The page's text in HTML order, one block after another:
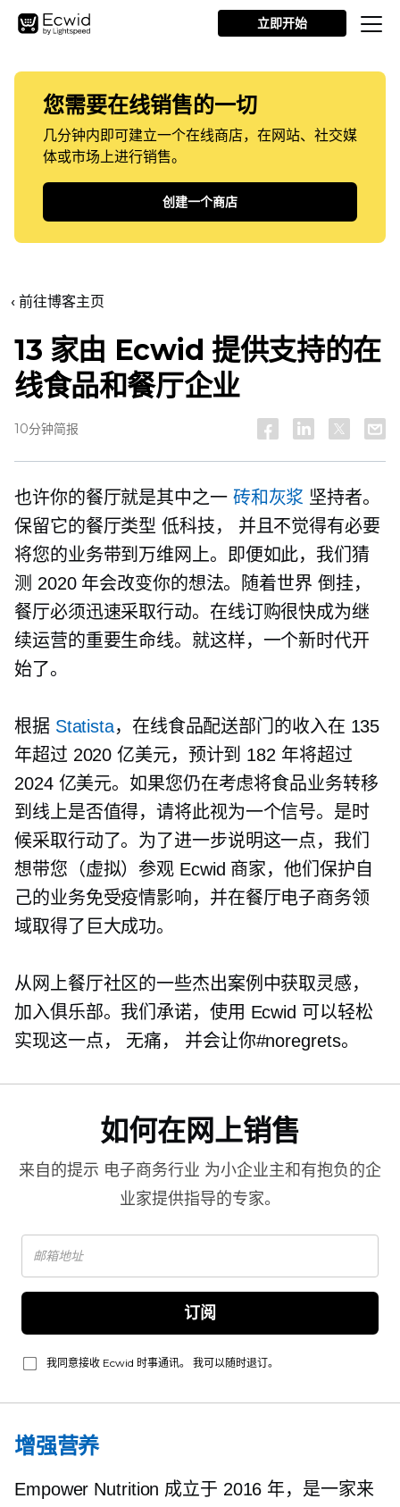
立即开始
您需要在线销售的一切
几分钟内即可建立一个在线商店，在网站、社交媒
体或市场上进行销售。
创建一个商店
‹ 前往博客主页
13 家由 Ecwid 提供支持的在
线食品和餐厅企业
10分钟简报
也许你的餐厅就是其中之一 砖和灰浆 坚持者。
保留它的餐厅类型低科技，
并且不觉得有必要
将您的业务带到万维网上。即便如此，我们猜
测 2020 年会改变你的想法。随着世界 倒挂，
餐厅必须迅速采取行动。在线订购很快成为继
续运营的重要生命线。就这样，一个新时代开
始了。
根据 Statista，在线食品配送部门的收入在 135
年超过 2020 亿美元，预计到 182 年将超过
2024 亿美元。如果您仍在考虑将食品业务转移
到线上是否值得，请将此视为一个信号。是时
候采取行动了。为了进一步说明这一点，我们
想带您（虚拟）参观 Ecwid 商家，他们保护自
己的业务免受疫情影响，并在餐厅电子商务领
域取得了巨大成功。
从网上餐厅社区的一些杰出案例中获取灵感，
加入俱乐部。我们承诺，使用 Ecwid 可以轻松
实现这一点， 无痛， 并会让你#noregrets。
如何在网上销售
来自的提示 电子商务行业 为小企业主和有抱负的企
业家提供指导的专家。
订阅
我同意接收 Ecwid 时事通讯。 我可以随时退订。
增强营养
Empower Nutrition 成立于 2016 年，是一家来